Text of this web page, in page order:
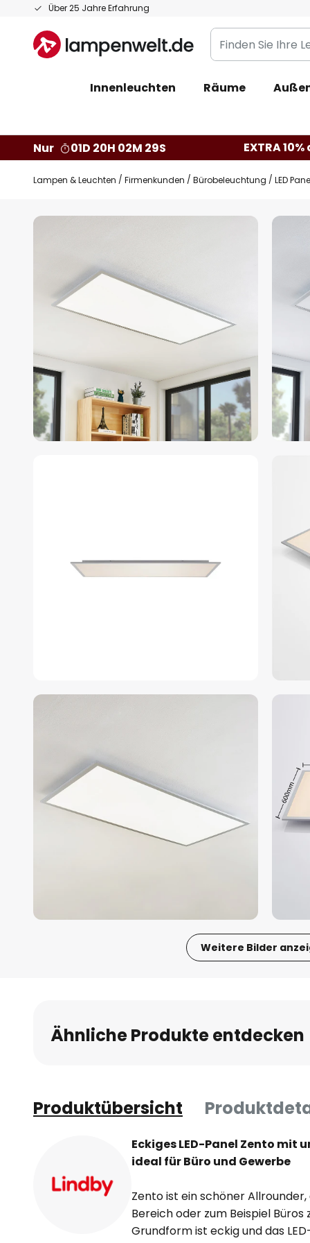
Über 25 Jahre Erfahrung
Zum
springen
Finden
Sie
Leuchte...
Innenleuchten Räume
Nur
01D 20H 02M 28S EXTRA
Lampen & Leuchten Firmenkunden Bürobeleuchtung LED
Zum
Bildgalerie
springen
Weitere Bilder
Bildgalerie
springen
Ähnliche Produkte entdecken
Produktübersicht
Eckiges LED-Panel Zento mit
ideal für Büro und Gewerbe
Zento ist ein schöner
Bereich oder zum Beispiel
Grundform ist eckig und das